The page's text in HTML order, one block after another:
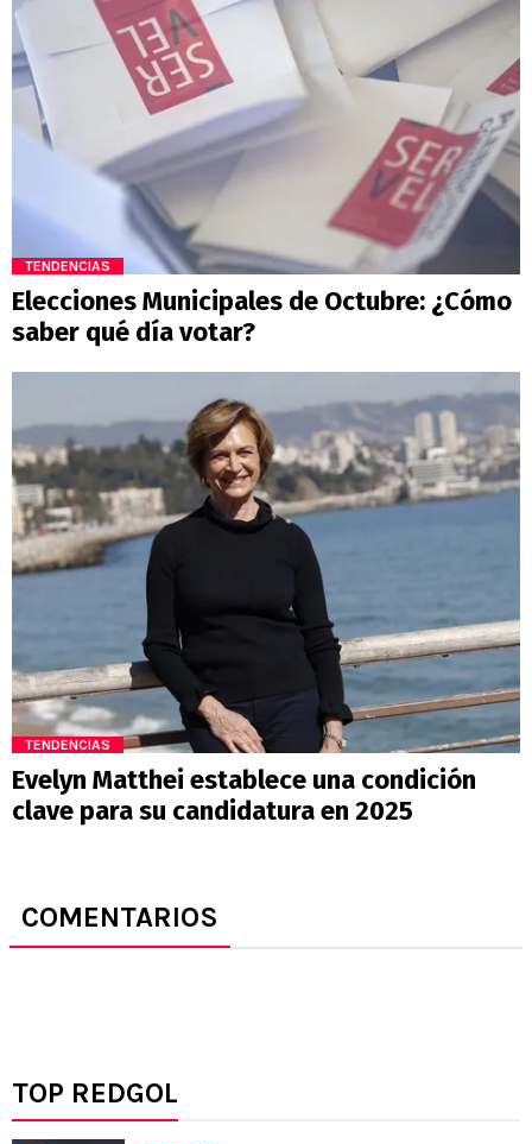
TENDENCIAS
Elecciones Municipales de Octubre: ¿Cómo
saber qué día votar?
TENDENCIAS
Evelyn Matthei establece una condición
clave para su candidatura en 2025
COMENTARIOS
TOP REDGOL